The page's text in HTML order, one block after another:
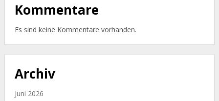
Kommentare
Es sind keine Kommentare vorhanden.
Archiv
Juni 2026